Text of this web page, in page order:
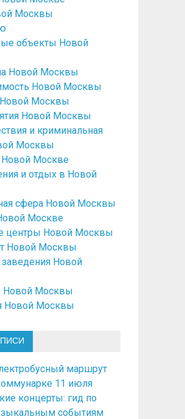
Москвы
объекты Новой
Новой Москвы
Новой Москвы
Москвы
Новой Москвы
и криминальная
Москвы
Новой Москве
и отдых в Новой
сфера Новой Москвы
Москве
центры Новой Москвы
Новой Москвы
Новой
Новой Москвы
Новой Москвы
маршрут
11 июля
концерты: гид по
событиям